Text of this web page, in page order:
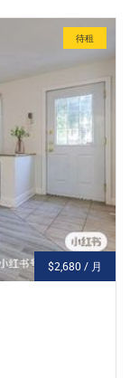
$2,680 / 月
待租